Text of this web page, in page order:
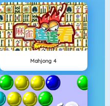
Mahjong 4